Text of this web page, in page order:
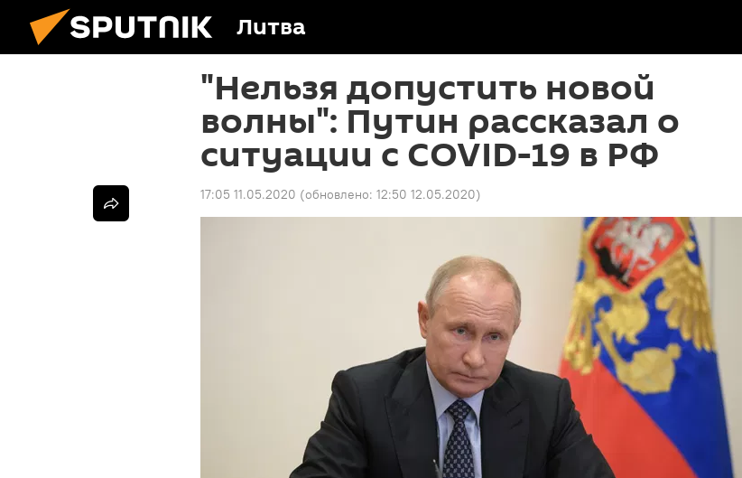
Литва
"Нельзя допустить новой
волны": Путин рассказал о
ситуации с COVID-19 в РФ
17:05 11.05.2020 (обновлено: 12:50 12.05.2020)